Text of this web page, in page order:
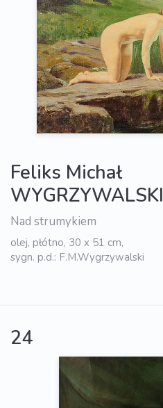
Feliks Michał
WYGRZYWALSKI
Nad strumykiem
olej, płótno, 30 x 51 cm,
sygn. p.d.: F.M.Wygrzywalski
24